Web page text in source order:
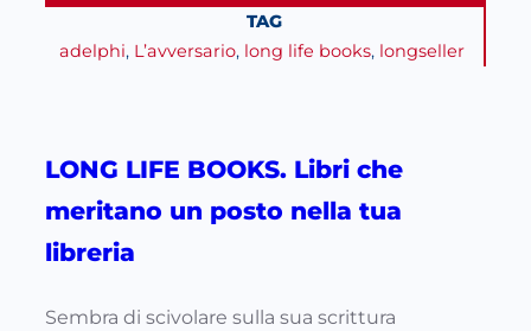
TAG
adelphi, L’avversario, long life books, longseller
LONG LIFE BOOKS. Libri che
meritano un posto nella tua
libreria
Sembra di scivolare sulla sua scrittura